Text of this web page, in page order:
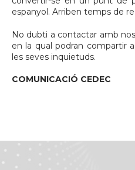
espanyol. Arriben temps de
No dubti a contactar amb
en la qual podran compartir
les seves inquietuds.
COMUNICACIÓ CEDEC